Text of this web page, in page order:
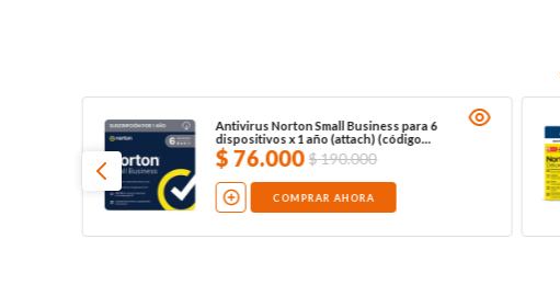
Antivirus Norton Small Business para 6
dispositivos x 1 año (attach) (código
digital)
$76.000 $190.000
COMPRAR AHORA